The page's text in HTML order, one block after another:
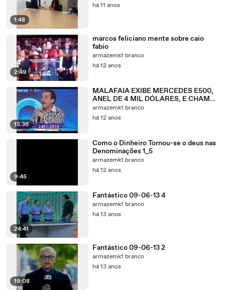
1:48
há 11 anos
2:49
marcos feliciano mente sobre caio
fabio
armazemk1 branco
há 12 anos
15:36
MALAFAIA EXIBE MERCEDES E500,
ANEL DE 4 MIL DÓLARES, E CHAMA
OS TELESPECTADORES DE MANÉS!
armazemk1 branco
há 12 anos
9:45
Como o Dinheiro Tornou-se o deus nas
Denominações 1_5
armazemk1 branco
há 12 anos
24:41
Fantástico 09-06-13 4
armazemk1 branco
há 13 anos
19:08
Fantástico 09-06-13 2
armazemk1 branco
há 13 anos